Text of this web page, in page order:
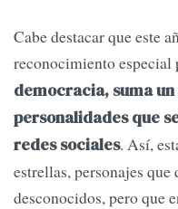
Cabe destacar que este
reconocimiento especial
democracia, suma
personalidades que
redes sociales. Así,
estrellas, personajes
desconocidos, pero que